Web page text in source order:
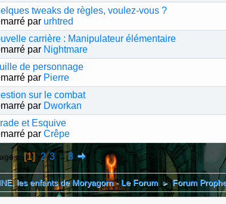
tweaks de règles, voulez-vous ?
par urhtred
carrière : Manipulateur élémentaire
par Nightmare
de personnage
par Pierre
sur le combat
par Dworkan
et Esquive
parCrêpe
1 2 3 ...8
les enfants de Moryagorn - Le Forum ► Forum